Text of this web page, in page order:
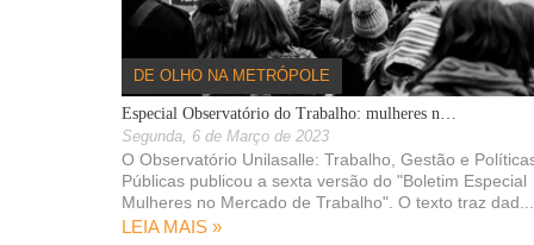
DE OLHO NA METRÓPOLE
Especial Observatório do Trabalho: mulheres n…
Segunda, 6 de Março de 2023
O Observatório Unilasalle: Trabalho, Gestão e
Públicas publicou a sexta versão do "Boletim Especial
Mulheres no Mercado de Trabalho". O texto traz dad...
LEIA MAIS »